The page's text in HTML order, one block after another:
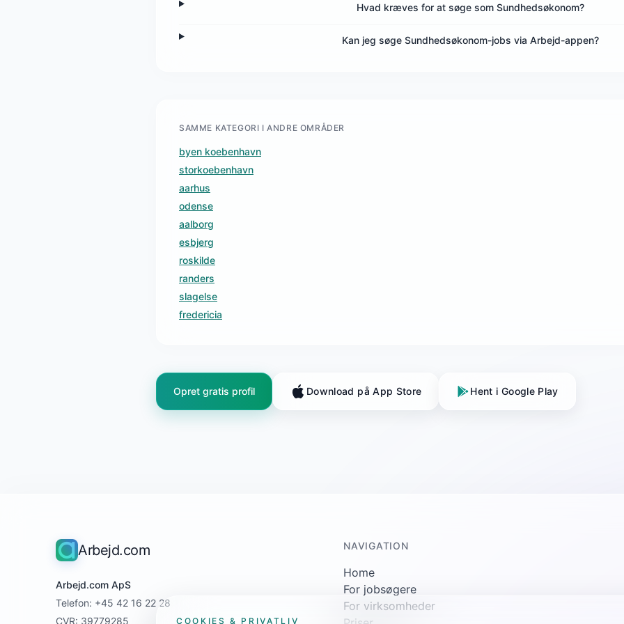
Hvad kræves for at søge som Sundhedsøkonom?
Kan jeg søge Sundhedsøkonom-jobs via Arbejd-appen?
SAMME KATEGORI I ANDRE OMRÅDER
byen koebenhavn
storkoebenhavn
aarhus
odense
aalborg
esbjerg
roskilde
randers
slagelse
fredericia
Opret gratis profil Download på App Store Hent i Google Play
Arbejd.com
Arbejd.com ApS
Telefon: +45 42 16 22 28
CVR: 39779285
NAVIGATION
Home
For jobsøgere
For virksomheder
COOKIES & PRIVATLIV